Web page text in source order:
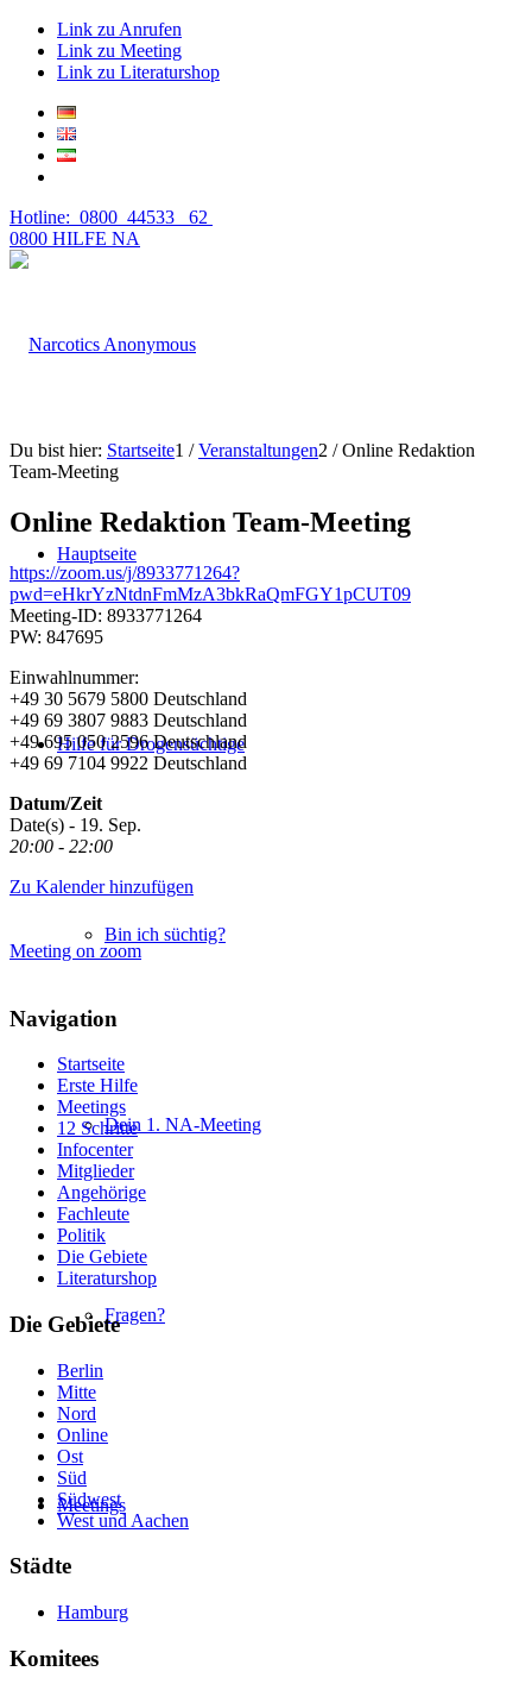
Link zu Anrufen
Link zu Meeting
Link zu Literaturshop
Hotline: 0800 44533 62
0800 HILFE NA
Hauptseite
Hilfe für Drogensüchtige
Bin ich süchtig?
Dein 1. NA-Meeting
Fragen?
Meetings
Du bist hier: Startseite1 / Veranstaltungen2 / Online Redaktion
Team-Meeting
Online Redaktion Team-Meeting
https://zoom.us/j/8933771264?
pwd=eHkrYzNtdnFmMzA3bkRaQmFGY1pCUT09
Meeting-ID: 8933771264
PW: 847695
Einwahlnummer:
+49 30 5679 5800 Deutschland
+49 69 3807 9883 Deutschland
+49 695 050 2596 Deutschland
+49 69 7104 9922 Deutschland
Datum/Zeit
Date(s) - 19. Sep.
20:00 - 22:00
Zu Kalender hinzufügen
Meeting on zoom
Navigation
Startseite
Erste Hilfe
Meetings
12 Schritte
Infocenter
Mitglieder
Angehörige
Fachleute
Politik
Die Gebiete
Literaturshop
Die Gebiete
Berlin
Mitte
Nord
Online
Ost
Süd
Südwest
West und Aachen
Städte
Hamburg
Komitees